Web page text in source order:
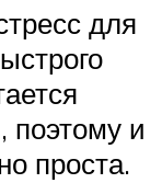
для
поэтому и
проста.